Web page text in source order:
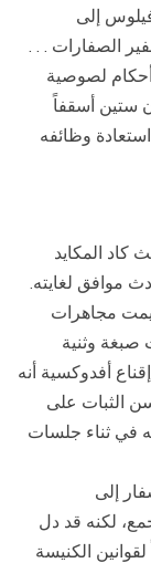
إلى
الصفارات . . .
لصوصية
ستين أسقفاً
وظائفه
كاد المكايد
موافق لغايته.
مجاهرات
صبغة وثنية
أفدوكسية أنه
الثبات على
في ثناء جلسات
إلى
لكنه قد دل
الكنيسة